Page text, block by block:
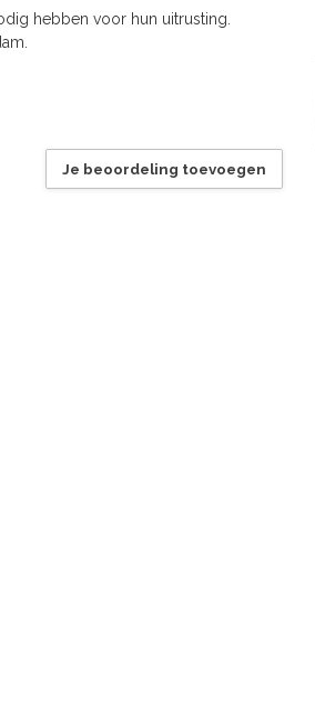
hebben voor hun uitrusting.
Je beoordeling toevoegen